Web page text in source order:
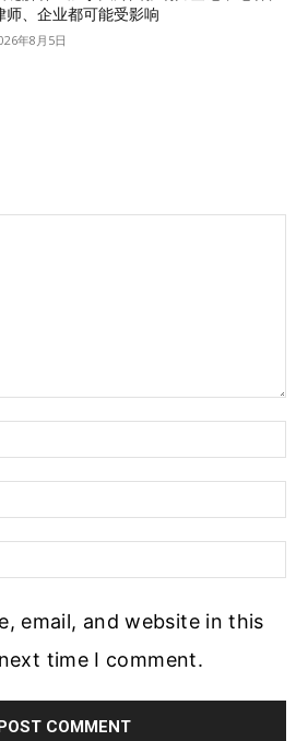
师、企业都可能受影响
年8月5日
email, and website in this
time I comment.